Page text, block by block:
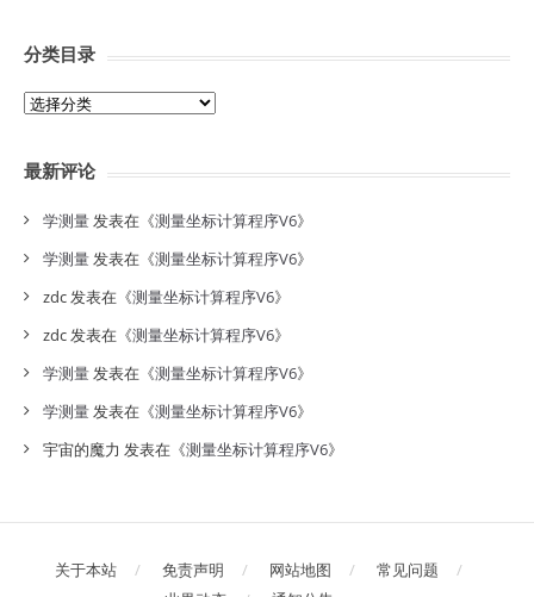
分类目录
分
录
最新评论
学测量发表在《测量坐标计算程序V6》
学测量发表在《测量坐标计算程序V6》
zdc发表在《测量坐标计算程序V6》
zdc发表在《测量坐标计算程序V6》
学测量发表在《测量坐标计算程序V6》
学测量发表在《测量坐标计算程序V6》
宇宙的魔力 发表在《测量坐标计算程序V6》
关于本站 免责声明 网站地图
常见问题